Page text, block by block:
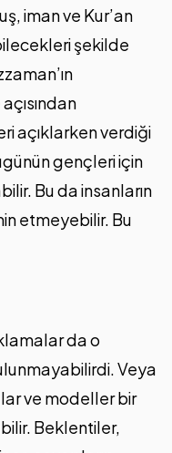
iman ve Kur’an
şekilde
açıklarken verdiği
gençleri için
Bu da insanların
etmeyebilir. Bu
da o
Veya
ve modeller bir
Beklentiler,